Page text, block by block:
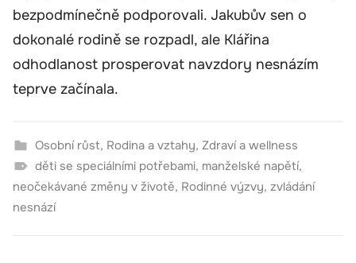
bezpodmínečně podporovali. Jakubův sen o
dokonalé rodině se rozpadl, ale Klářina
odhodlanost prosperovat navzdory nesnázím
teprve začínala.
Osobní růst, Rodina a vztahy, Zdraví a wellness
děti se speciálními potřebami, manželské napětí,
neočekávané změny v životě, Rodinné výzvy, zvládání
nesnází